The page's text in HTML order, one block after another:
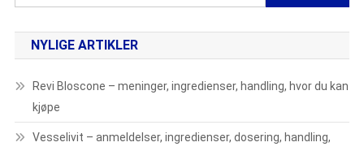
etter:
NYLIGE ARTIKLER
Revi Bloscone – meninger, ingredienser, handling, hvor du kan
kjøpe
Vesselivit – anmeldelser, ingredienser, dosering, handling,